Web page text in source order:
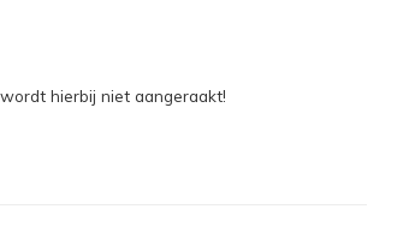
hierbij niet aangeraakt!